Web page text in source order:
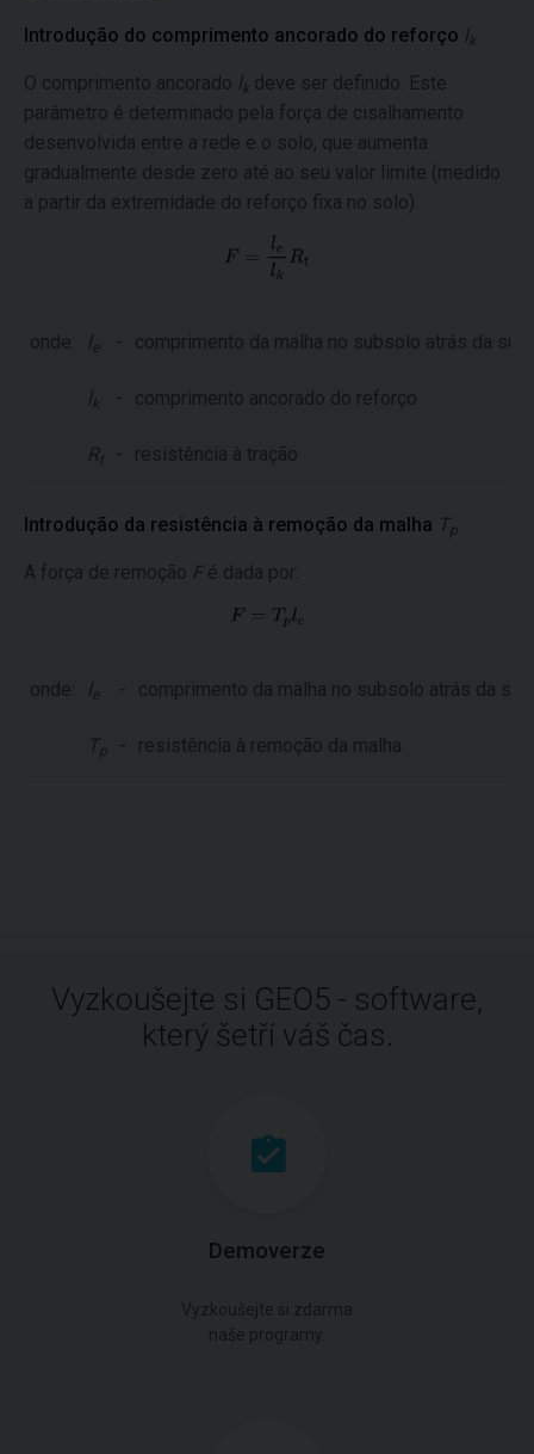
Introdução do comprimento ancorado do reforço lk
O comprimento ancorado lk deve ser definido. Este
parâmetro é determinado pela força de cisalhamento
desenvolvida entre a rede e o solo, que aumenta
gradualmente desde zero até ao seu valor limite (medido
a partir da extremidade do reforço fixa no solo).
onde: le - comprimento da malha no subsolo atrás da
lk - comprimento ancorado do reforço
Rt - resistência à tração
Introdução da resistência à remoção da malha Tp
A força de remoção F é dada por:
onde: le - comprimento da malha no subsolo atrás da
Tp - resistência à remoção da malha
Vyzkoušejte si GEO5 - software,
který šetří váš čas.
Demoverze
Vyzkoušejte si zdarma
naše programy.